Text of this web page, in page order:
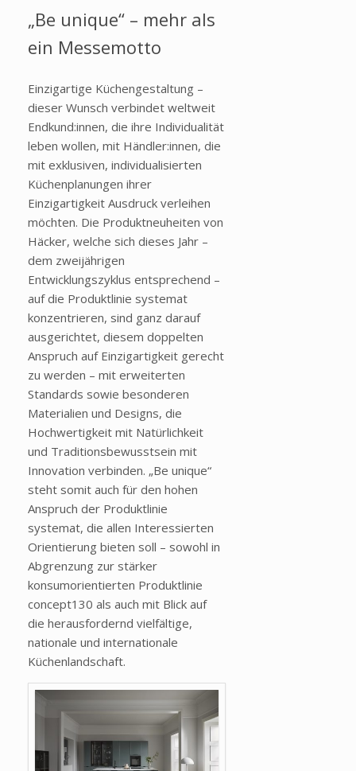
„Be unique“ – mehr als
ein Messemotto
Einzigartige Küchengestaltung –
dieser Wunsch verbindet weltweit
Endkund:innen, die ihre Individualität
leben wollen, mit Händler:innen, die
mit exklusiven, individualisierten
Küchenplanungen ihrer
Einzigartigkeit Ausdruck verleihen
möchten. Die Produktneuheiten von
Häcker, welche sich dieses Jahr –
dem zweijährigen
Entwicklungszyklus entsprechend –
auf die Produktlinie systemat
konzentrieren, sind ganz darauf
ausgerichtet, diesem doppelten
Anspruch auf Einzigartigkeit gerecht
zu werden – mit erweiterten
Standards sowie besonderen
Materialien und Designs, die
Hochwertigkeit mit Natürlichkeit
und Traditionsbewusstsein mit
Innovation verbinden. „Be unique“
steht somit auch für den hohen
Anspruch der Produktlinie
systemat, die allen Interessierten
Orientierung bieten soll – sowohl in
Abgrenzung zur stärker
konsumorientierten Produktlinie
concept130 als auch mit Blick auf
die herausfordernd vielfältige,
nationale und internationale
Küchenlandschaft.